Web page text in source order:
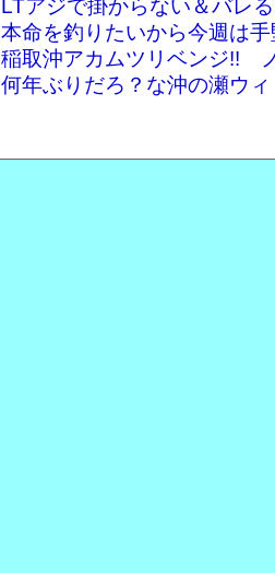
LTアジで掛からない＆バレ
本命を釣りたいから今週は
稲取沖アカムツリベンジ!!
何年ぶりだろ？な沖の瀬ウ